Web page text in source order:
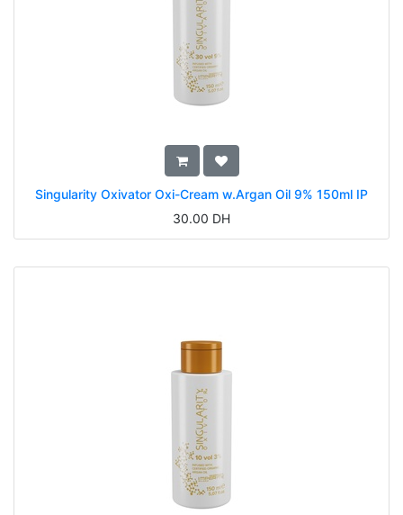
Singularity Oxivator Oxi-Cream w.Argan Oil 9% 150ml IP
30.00 DH